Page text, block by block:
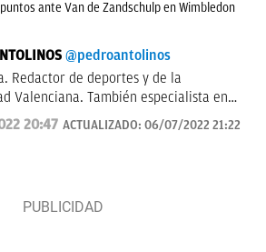
ante Van de Zandschulp en Wimbledon
@pedroantolinos
Redactor de deportes y de la
Valenciana. También especialista en
desde 2017.
20:47 ACTUALIZADO: 06/07/2022 21:22